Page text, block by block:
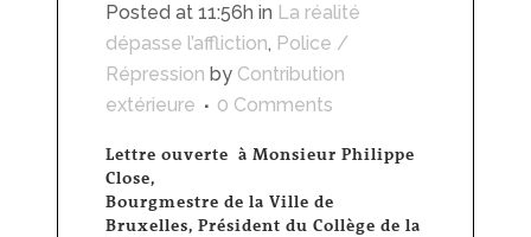
Posted at 11:56h in La réalité
dépasse l’affliction, Police /
Répression by Contribution
extérieure
0 Comments
Lettre ouverte à Monsieur Philippe
Close,
Bourgmestre de la Ville de
Bruxelles, Président du Collège de la